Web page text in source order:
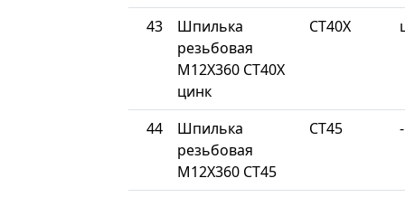
43
Шпилька
резьбовая
М12Х360 СТ40Х
цинк
СТ40Х
44
Шпилька
резьбовая
М12Х360 СТ45
СТ45 -